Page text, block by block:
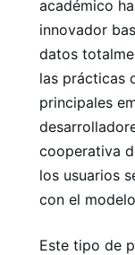
académico
innovador
datos
las prácticas
principales
cooperativa
los usuarios
con el
Este tipo de